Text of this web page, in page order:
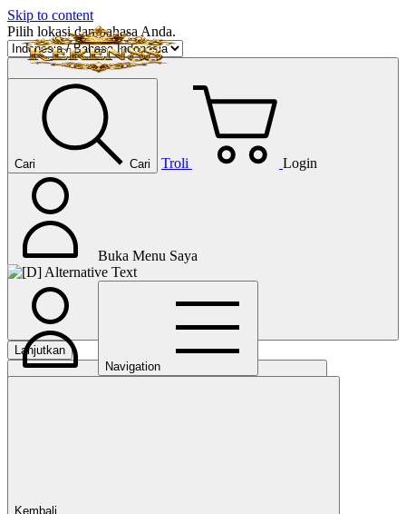
Skip to content
Pilih lokasi dan bahasa Anda.
Lanjutkan
Cari Cari Troli Login
Buka Menu Saya
Navigation
Kembali